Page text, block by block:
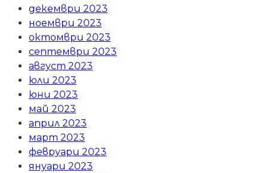
декември 2023
ноември 2023
октомври 2023
септември 2023
август 2023
юли 2023
юни 2023
май 2023
април 2023
март 2023
февруари 2023
януари 2023